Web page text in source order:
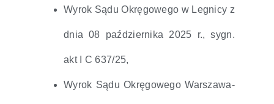
Wyrok Sądu Okręgowego w Legnicy z
dnia 08 października 2025 r., sygn.
akt I C 637/25,
Wyrok Sądu Okręgowego Warszawa-